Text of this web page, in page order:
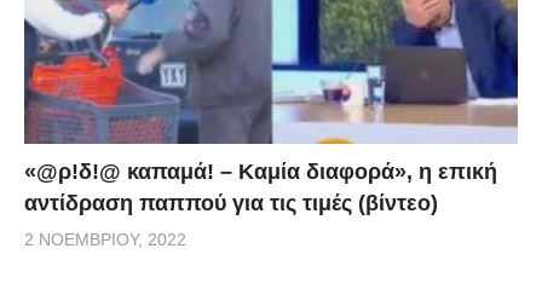
«@ρ!δ!@ καπαμά! – Καμία διαφορά», η επική
αντίδραση παππού για τις τιμές (βίντεο)
2 ΝΟΕΜΒΡΊΟΥ, 2022